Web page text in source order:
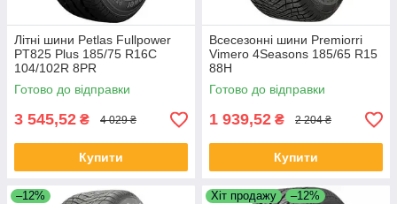
Літні шини Petlas Fullpower
PT825 Plus 185/75 R16C
104/102R 8PR
Готово до відправки
3 545,52 ₴ 4 029 ₴
Купити
Всесезонні шини Premiorri
Vimero 4Seasons 185/65 R15
88H
Готово до відправки
1 939,52 ₴ 2 204 ₴
Купити
–12% Хіт продажу –12%